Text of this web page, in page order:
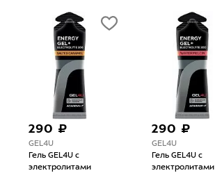
290 ₽
GEL4U
Гель GEL4U с
электролитами
290 ₽
GEL4U
Гель GEL4U с
электролитами